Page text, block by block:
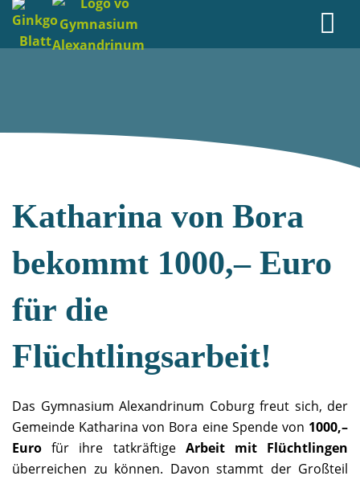
Katharina von Bora
bekommt 1000,– Euro
für die
Flüchtlingsarbeit!
Das Gymnasium Alexandrinum Coburg freut sich, der
Gemeinde Katharina von Bora eine Spende von 1000,–
Euro für ihre tatkräftige Arbeit mit Flüchtlingen
überreichen zu können. Davon stammt der Großteil